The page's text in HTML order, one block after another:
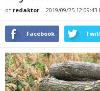
от redaktor - 2019/09/25 12:09:43
Facebook